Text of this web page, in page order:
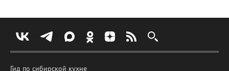
Гид по сибирской кухне